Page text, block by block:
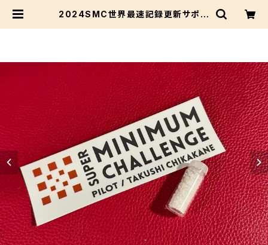
2024SMC世界最速記録更新サポー